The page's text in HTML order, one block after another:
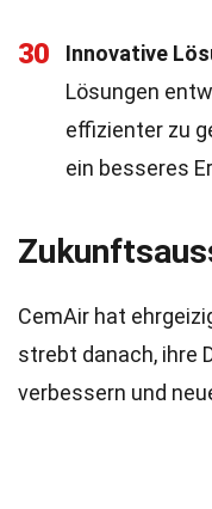
30 Innovative
Lösungen
effizienter zu
ein besseres
CemAir hat
strebt danach, ihre
verbessern und